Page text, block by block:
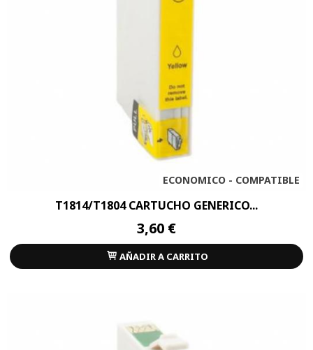
ECONOMICO - COMPATIBLE
T1814/T1804 CARTUCHO GENERICO...
3,60 €
AÑADIR A CARRITO